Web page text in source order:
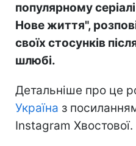
популярному
Нове життя",
своїх стосунків
шлюбі.
Детальніше про це
Україна з
Instagram Хвостової.